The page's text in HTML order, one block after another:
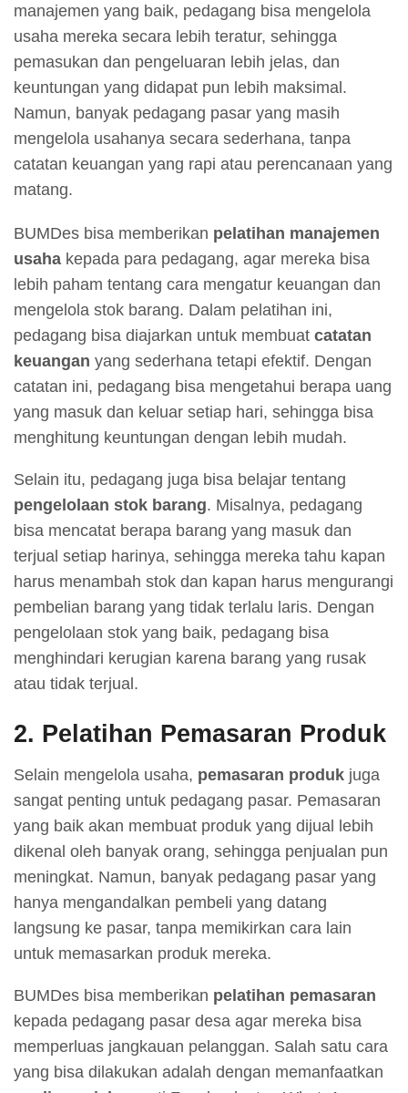
manajemen yang baik, pedagang bisa mengelola
usaha mereka secara lebih teratur, sehingga
pemasukan dan pengeluaran lebih jelas, dan
keuntungan yang didapat pun lebih maksimal.
Namun, banyak pedagang pasar yang masih
mengelola usahanya secara sederhana, tanpa
catatan keuangan yang rapi atau perencanaan yang
matang.
BUMDes bisa memberikan pelatihan manajemen
usaha kepada para pedagang, agar mereka bisa
lebih paham tentang cara mengatur keuangan dan
mengelola stok barang. Dalam pelatihan ini,
pedagang bisa diajarkan untuk membuat catatan
keuangan yang sederhana tetapi efektif. Dengan
catatan ini, pedagang bisa mengetahui berapa uang
yang masuk dan keluar setiap hari, sehingga bisa
menghitung keuntungan dengan lebih mudah.
Selain itu, pedagang juga bisa belajar tentang
pengelolaan stok barang. Misalnya, pedagang
bisa mencatat berapa barang yang masuk dan
terjual setiap harinya, sehingga mereka tahu kapan
harus menambah stok dan kapan harus mengurangi
pembelian barang yang tidak terlalu laris. Dengan
pengelolaan stok yang baik, pedagang bisa
menghindari kerugian karena barang yang rusak
atau tidak terjual.
2. Pelatihan Pemasaran Produk
Selain mengelola usaha, pemasaran produk juga
sangat penting untuk pedagang pasar. Pemasaran
yang baik akan membuat produk yang dijual lebih
dikenal oleh banyak orang, sehingga penjualan pun
meningkat. Namun, banyak pedagang pasar yang
hanya mengandalkan pembeli yang datang
langsung ke pasar, tanpa memikirkan cara lain
untuk memasarkan produk mereka.
BUMDes bisa memberikan pelatihan pemasaran
kepada pedagang pasar desa agar mereka bisa
memperluas jangkauan pelanggan. Salah satu cara
yang bisa dilakukan adalah dengan memanfaatkan